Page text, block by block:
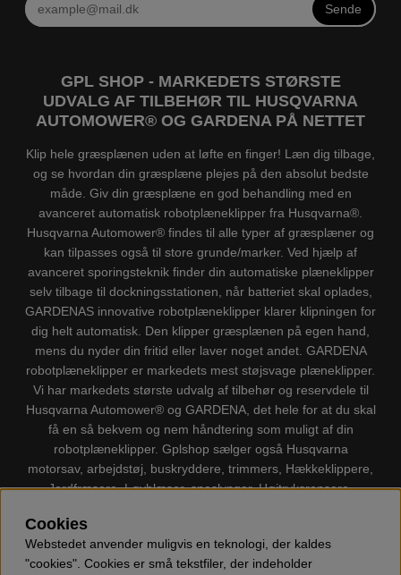
Sende
GPL SHOP - MARKEDETS STØRSTE
UDVALG AF TILBEHØR TIL HUSQVARNA
AUTOMOWER® OG GARDENA PÅ NETTET
Klip hele græsplænen uden at løfte en finger! Læn dig tilbage,
og se hvordan din græsplæne plejes på den absolut bedste
måde. Giv din græsplæne en god behandling med en
avanceret automatisk robotplæneklipper fra Husqvarna®.
Husqvarna Automower® findes til alle typer af græsplæner og
kan tilpasses også til store grunde/marker. Ved hjælp af
avanceret sporingsteknik finder din automatiske plæneklipper
selv tilbage til dockningsstationen, når batteriet skal oplades,
GARDENAS innovative robotplæneklipper klarer klipningen for
dig helt automatisk. Den klipper græsplænen på egen hand,
mens du nyder din fritid eller laver noget andet. GARDENA
robotplæneklipper er markedets mest støjsvage plæneklipper.
Vi har markedets største udvalg af tilbehør og reservdele til
Husqvarna Automower® og GARDENA, det hele for at du skal
få en så bekvem og nem håndtering som muligt af din
robotplæneklipper. Gplshop sælger også Husqvarna
motorsav, arbejdstøj, buskryddere, trimmers, Hækkeklippere,
Jordfræsere, Løvblæser, sneslynger, Højtryksrensere,
Cookies
Webstedet anvender muligvis en teknologi, der kaldes
"cookies". Cookies er små tekstfiler, der indeholder